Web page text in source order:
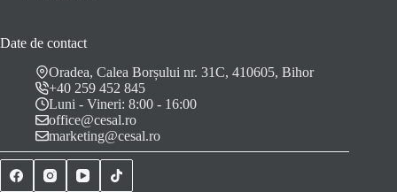
Date de contact
Oradea, Calea Borșului nr. 31C, 410605, Bihor
+40 259 452 845
Luni - Vineri: 8:00 - 16:00
office@cesal.ro
marketing@cesal.ro